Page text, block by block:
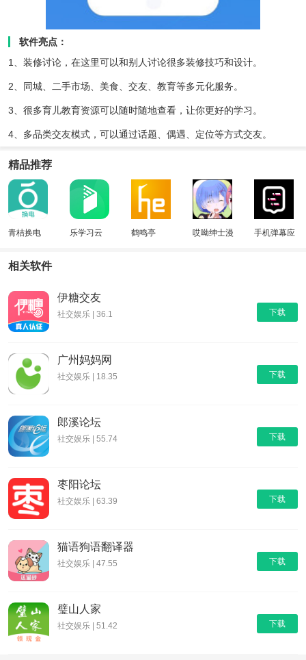
软件亮点：
1、装修讨论，在这里可以和别人讨论很多装修技巧和设计。
2、同城、二手市场、美食、交友、教育等多元化服务。
3、很多育儿教育资源可以随时随地查看，让你更好的学习。
4、多品类交友模式，可以通过话题、偶遇、定位等方式交友。
精品推荐
青桔换电 乐学习云 鹤鸣亭
哎呦绅士漫
手机弹幕应
相关软件
下载
伊糖交友
社交娱乐 | 36.1
下载
广州妈妈网
社交娱乐 | 18.35
下载
郎溪论坛
社交娱乐 | 55.74
下载
枣阳论坛
社交娱乐 | 63.39
下载
猫语狗语翻译器
社交娱乐 | 47.55
下载
璧山人家
社交娱乐 | 51.42